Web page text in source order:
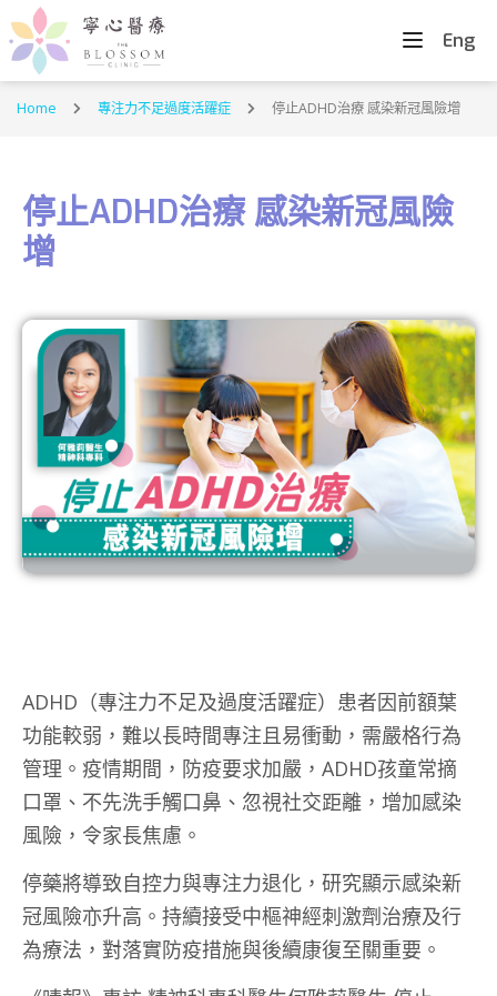
Eng
Home 專注力不足過度活躍症 停止ADHD治療 感染新冠風險增
停止ADHD治療 感染新冠風險
增
ADHD（專注力不足及過度活躍症）患者因前額葉
功能較弱，難以長時間專注且易衝動，需嚴格行為
管理。疫情期間，防疫要求加嚴，ADHD孩童常摘
口罩、不先洗手觸口鼻、忽視社交距離，增加感染
風險，令家長焦慮。
停藥將導致自控力與專注力退化，研究顯示感染新
冠風險亦升高。持續接受中樞神經刺激劑治療及行
為療法，對落實防疫措施與後續康復至關重要。